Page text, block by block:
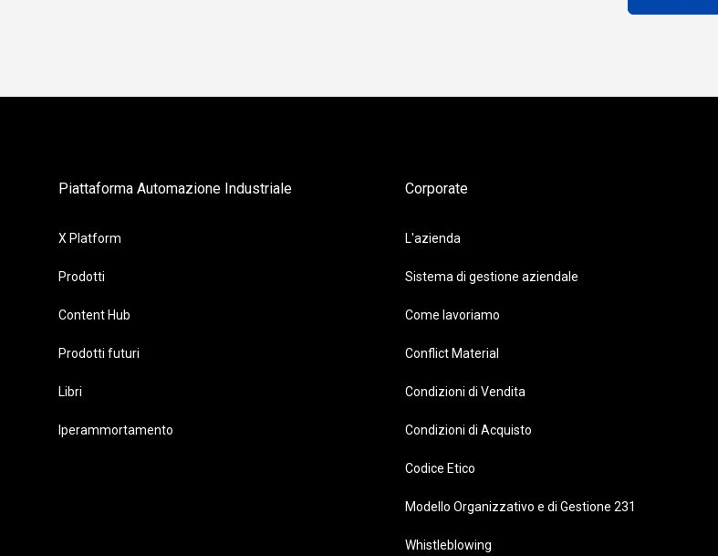
Piattaforma Automazione Industriale
X Platform
Prodotti
Content Hub
Prodotti futuri
Libri
Iperammortamento
Corporate
L'azienda
Sistema di gestione aziendale
Come lavoriamo
Conflict Material
Condizioni di Vendita
Condizioni di Acquisto
Codice Etico
Modello Organizzativo e di Gestione 231
Whistleblowing